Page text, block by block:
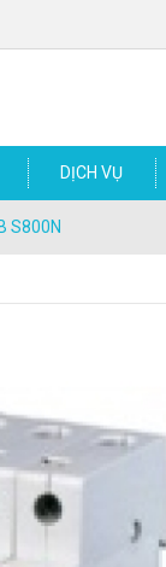
DỊCH VỤ
S800N